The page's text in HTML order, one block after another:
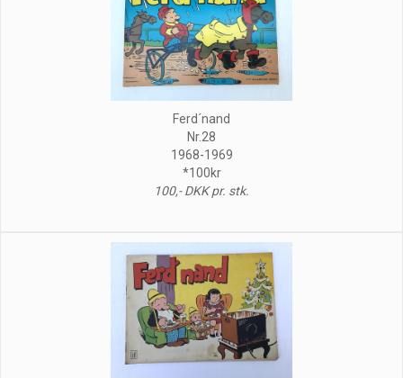
Ferd´nand
Nr.28
1968-1969
*100kr
100,- DKK pr. stk.